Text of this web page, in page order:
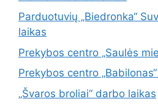
Parduotuvių „Biedronka“
laikas
Prekybos centro „Saulės
Prekybos centro
„Švaros broliai“ darbo laikas